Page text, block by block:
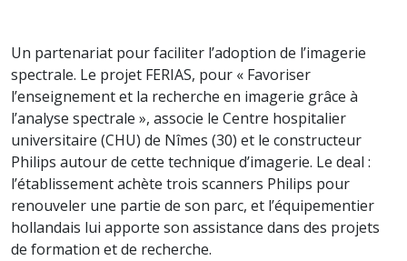
Un partenariat pour faciliter l’adoption de l’imagerie
spectrale. Le projet FERIAS, pour « Favoriser
l’enseignement et la recherche en imagerie grâce à
l’analyse spectrale », associe le Centre hospitalier
universitaire (CHU) de Nîmes (30) et le constructeur
Philips autour de cette technique d’imagerie. Le deal :
l’établissement achète trois scanners Philips pour
renouveler une partie de son parc, et l’équipementier
hollandais lui apporte son assistance dans des projets
de formation et de recherche.